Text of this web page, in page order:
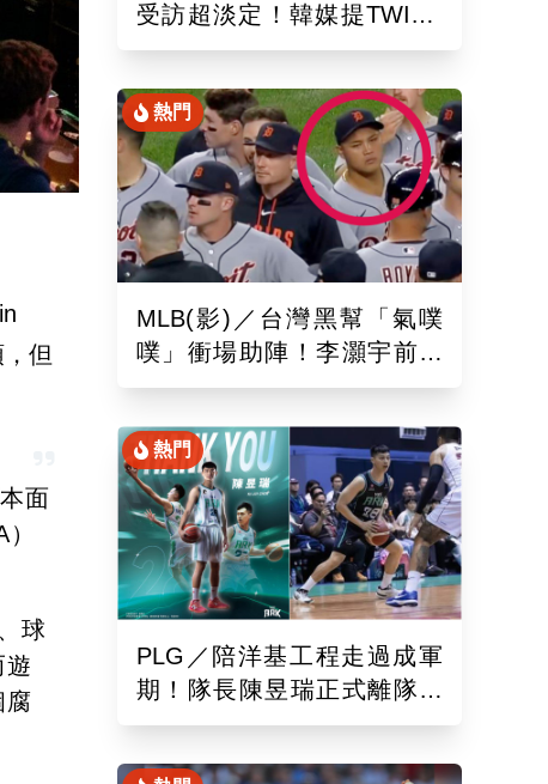
但
面
球
遊
腐
受訪超淡定！韓媒提TWICE
娜璉笑開懷網友全笑翻
熱門
MLB(影)／台灣黑幫「氣噗
噗」衝場助陣！李灝宇前輩
遭觸身球「引爆大場面」
熱門
PLG／陪洋基工程走過成軍
期！隊長陳昱瑞正式離隊
球團：感謝全力付出與貢獻